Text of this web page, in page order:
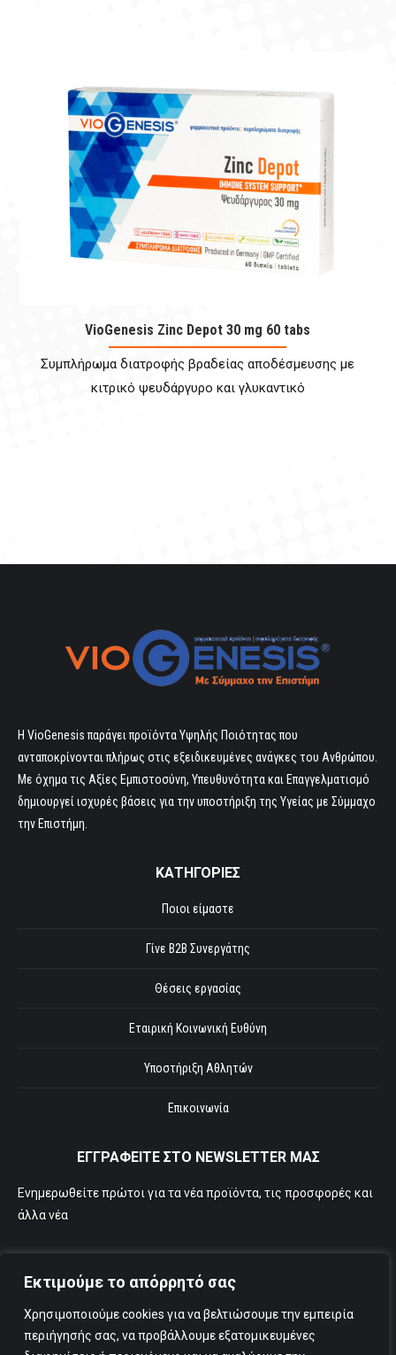
Εκτιμούμε το απόρρητό σας
Χρησιμοποιούμε cookies για να βελτιώσουμε την εμπειρία
περιήγησής σας, να προβάλλουμε εξατομικευμένες
VioGenesis Zinc Depot 30 mg 60 tabs
Συμπλήρωμα διατροφής βραδείας αποδέσμευσης με
κιτρικό ψευδάργυρο και γλυκαντικό
Η VioGenesis παράγει προϊόντα Υψηλής Ποιότητας που
ανταποκρίνονται πλήρως στις εξειδικευμένες ανάγκες του Ανθρώπου.
Με όχημα τις Αξίες Εμπιστοσύνη, Υπευθυνότητα και Επαγγελματισμό
δημιουργεί ισχυρές βάσεις για την υποστήριξη της Υγείας με Σύμμαχο
την Επιστήμη.
ΚΑΤΗΓΟΡΙΕΣ
Ποιοι είμαστε
Γίνε B2B Συνεργάτης
Θέσεις εργασίας
Εταιρική Κοινωνική Ευθύνη
Υποστήριξη Αθλητών
Επικοινωνία
ΕΓΓΡΑΦΕΙΤΕ ΣΤΟ NEWSLETTER ΜΑΣ
Ενημερωθείτε πρώτοι για τα νέα προϊόντα, τις προσφορές και
άλλα νέα
Εγγραφή